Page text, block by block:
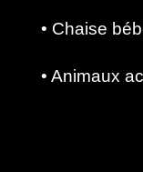
• Chaise
• Animaux